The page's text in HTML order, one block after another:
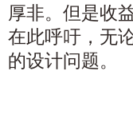
厚非。但是收
在此呼吁，无
的设计问题。